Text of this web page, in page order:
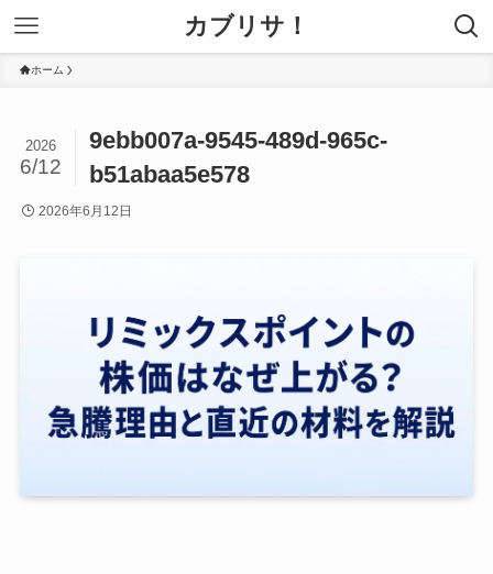
カブリサ！
ホーム
9ebb007a-9545-489d-965c-
b51abaa5e578
2026
6/12
2026年6月12日